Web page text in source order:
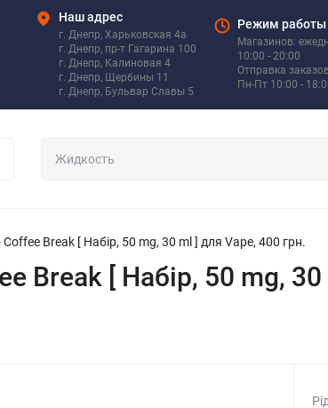
Наш адрес
г. Днепр, Харьковская 4а
г. Днепр, пр-т Гагарина 100
г. Днепр, Калиновая 4
г. Днепр, Щербины 11
г. Днепр, Бульвар Славы 5
Режим работы
Магазинов:
10:00 - 20:00
Отправка заказов
Пн-Пт 10:00 -
Break [ Набір, 50 mg, 30 ml ] для Vape, 400 грн.
Break [ Набір, 50 mg,